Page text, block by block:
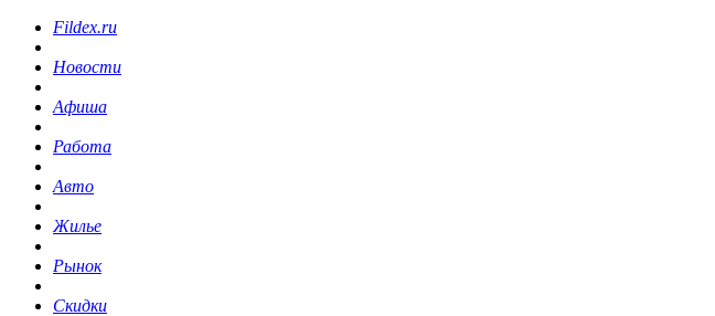
Fildex.ru
Новости
Афиша
Работа
Авто
Жилье
Рынок
Скидки